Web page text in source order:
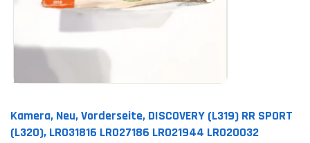
Kamera, Neu, Vorderseite, DISCOVERY (L319) RR SPORT
(L320), LR031816 LR027186 LR021944 LR020032
Translation missing: en.products.product.loader_label